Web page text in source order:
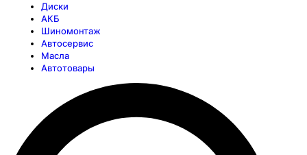
Диски
АКБ
Шиномонтаж
Автосервис
Масла
Автотовары